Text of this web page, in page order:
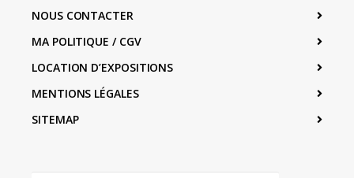
NOUS CONTACTER
MA POLITIQUE / CGV
LOCATION D’EXPOSITIONS
MENTIONS LÉGALES
SITEMAP